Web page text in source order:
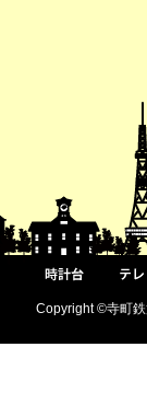
Copyright ©寺町